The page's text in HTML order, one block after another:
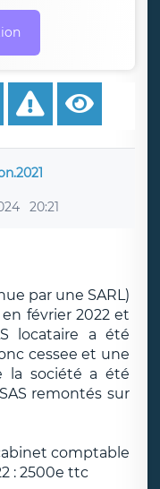
20:21
par une SARL)
février 2022 et
locataire a été
cessee et une
la société a été
remontés sur
comptable
: 2500e ttc